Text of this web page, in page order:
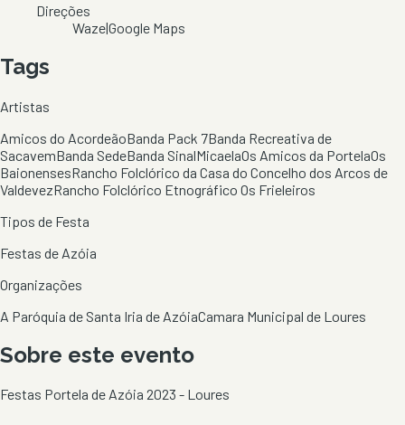
Direções
Waze|Google Maps
Tags
Artistas
Amicos do AcordeãoBanda Pack 7Banda Recreativa de
SacavemBanda SedeBanda SinalMicaelaOs Amicos da PortelaOs
BaionensesRancho Folclórico da Casa do Concelho dos Arcos de
ValdevezRancho Folclórico Etnográfico Os Frieleiros
Tipos de Festa
Festas de Azóia
Organizações
A Paróquia de Santa Iria de AzóiaCamara Municipal de Loures
Sobre este evento
Festas Portela de Azóia 2023 - Loures